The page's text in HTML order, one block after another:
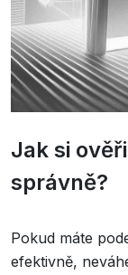
Jak si
správně?
Pokud máte
efektivně,